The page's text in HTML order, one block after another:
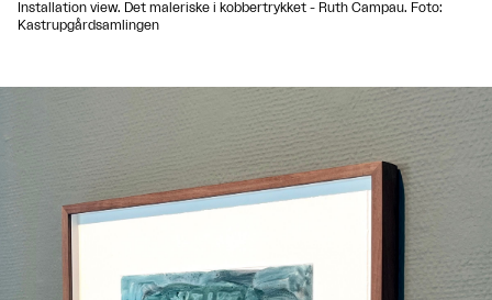
Installation view. Det maleriske i kobbertrykket - Ruth Campau. Foto:
Kastrupgårdsamlingen